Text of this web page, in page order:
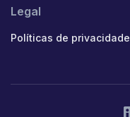
Legal
Políticas de privacidade